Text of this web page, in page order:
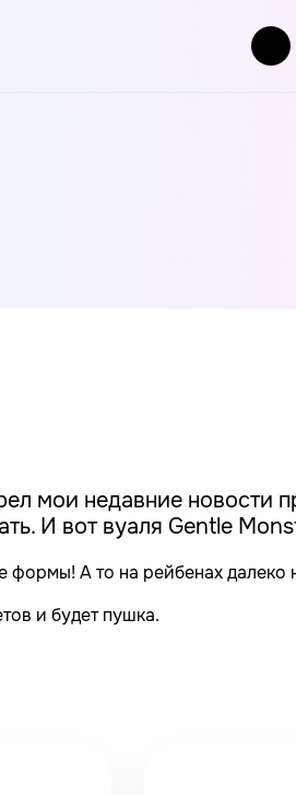
мои недавние новости
И вот вуаля Gentle
формы! А то на рейбенах далеко
и будет пушка.